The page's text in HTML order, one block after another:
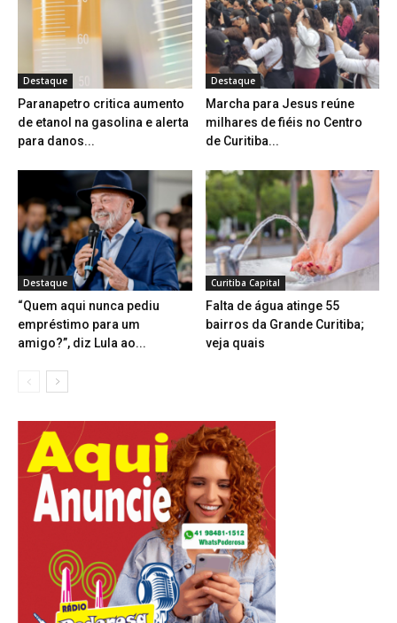
Destaque
Paranapetro critica aumento
de etanol na gasolina e alerta
para danos...
Destaque
Marcha para Jesus reúne
milhares de fiéis no Centro
de Curitiba...
Destaque
“Quem aqui nunca pediu
empréstimo para um
amigo?”, diz Lula ao...
Curitiba Capital
Falta de água atinge 55
bairros da Grande Curitiba;
veja quais